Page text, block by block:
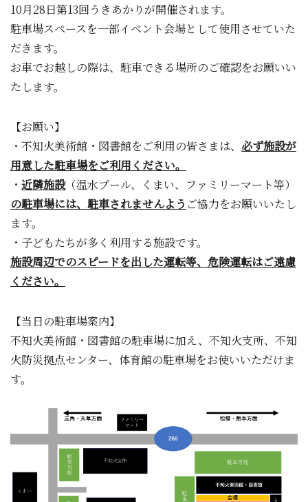
10月28日第13回うきあかりが開催されます。
駐車場スペースを一部イベント会場として使用させていた
だきます。
お車でお越しの際は、駐車できる場所のご確認をお願いい
たします。
【お願い】
・不知火美術館・図書館をご利用の皆さまは、 必ず施設が
用意した駐車場をご利用ください。
・ 近隣施設（温水プール、くまい、ファミリーマート等）
の駐車場には、駐車されませんよう ご協力をお願いいたし
ます。
・子どもたちが多く利用する施設です。
施設周辺でのスピードを出した運転等、危険運転はご遠慮
ください。
【当日の駐車場案内】
不知火美術館・図書館の駐車場に加え、不知火支所、不知
火防災拠点センター、体育館の駐車場をお使いいただけま
す。